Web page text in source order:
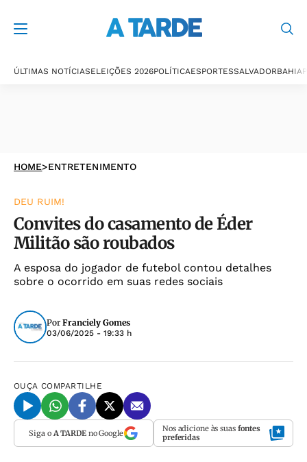
ÚLTIMAS NOTÍCIASELEIÇÕES 2026POLÍTICAESPORTESSALVADORBAHIA
HOME>ENTRETENIMENTO
DEU RUIM!
Convites do casamento de Éder
Militão são roubados
A esposa do jogador de futebol contou detalhes
sobre o ocorrido em suas redes sociais
Por Franciely Gomes
03/06/2025 - 19:33 h
OUÇA COMPARTILHE
Siga o A TARDEno Google Nos adicione às suas fontes
preferidas